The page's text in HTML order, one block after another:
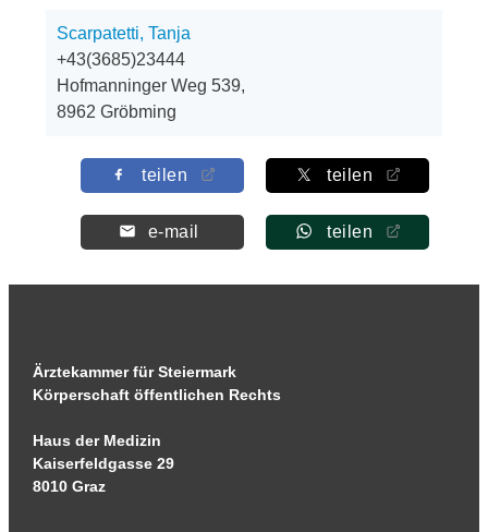
Scarpatetti, Tanja
+43(3685)23444
Hofmanninger Weg 539,
8962 Gröbming
teilen teilen
e-mail teilen
Ärztekammer für Steiermark
Körperschaft öffentlichen Rechts
Haus der Medizin
Kaiserfeldgasse 29
8010 Graz